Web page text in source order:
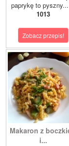
paprykę to pyszny...
1013
Zobacz przepis!
Makaron z
i...